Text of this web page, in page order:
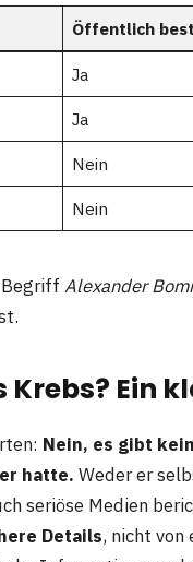
Öffentlich
Ja
Ja
Nein
Nein
Alexander
Ein
Nein, es gibt
hatte. Weder er
seriöse Medien
Details, nicht von